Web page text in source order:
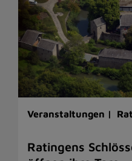
Veranstaltungen |
Ratingens